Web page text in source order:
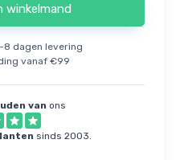
winkelmand
8 dagen levering
vanaf €99
van ons
sinds 2003.